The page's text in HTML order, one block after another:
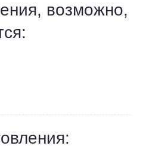
возможно,